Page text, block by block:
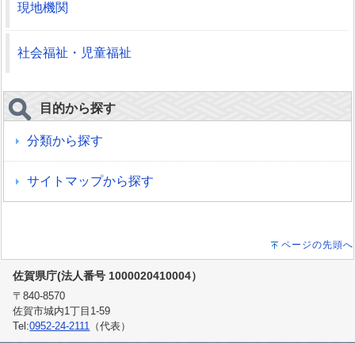
現地機関
社会福祉・児童福祉
目的から探す
分類から探す
サイトマップから探す
ページの先頭へ
佐賀県庁(法人番号 1000020410004）
〒840-8570
佐賀市城内1丁目1-59
Tel:0952-24-2111 （代表）